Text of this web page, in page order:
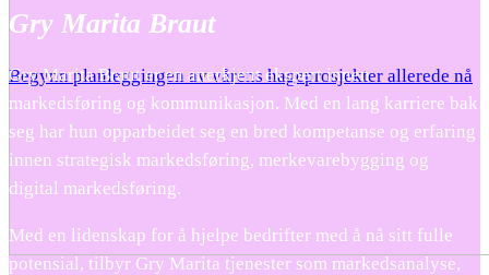
Begynn planleggingen av vårens hageprosjekter allerede nå
Gry Marita Braut
Gry Marita Braut er en anerkjent ekspert innen
markedsføring og kommunikasjon. Med en lang karriere bak
seg har hun opparbeidet seg en bred kompetanse og erfaring
innen strategisk markedsføring, merkevarebygging og
digital markedsføring.
Med en lidenskap for å hjelpe bedrifter med å nå sitt fulle
potensial, tilbyr Gry Marita tjenester som markedsanalyse,